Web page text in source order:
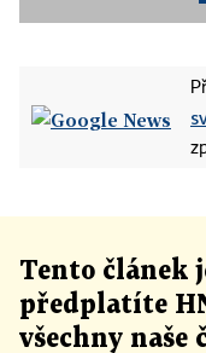
Tento článek
předplatíte
všechny naše